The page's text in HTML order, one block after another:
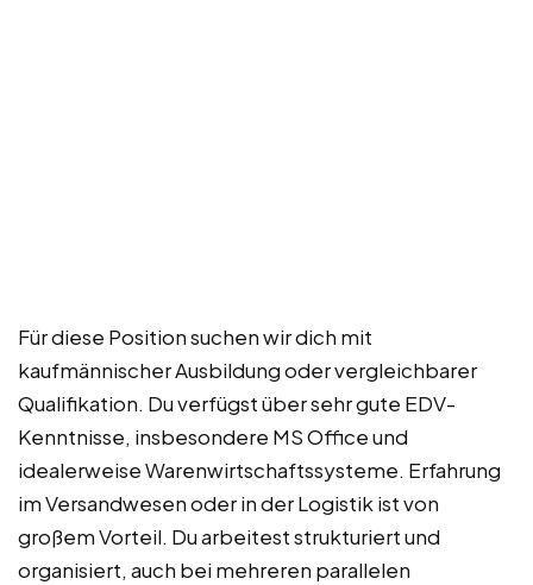
Für diese Position suchen wir dich mit
kaufmännischer Ausbildung oder vergleichbarer
Qualifikation. Du verfügst über sehr gute EDV-
Kenntnisse, insbesondere MS Office und
idealerweise Warenwirtschaftssysteme. Erfahrung
im Versandwesen oder in der Logistik ist von
großem Vorteil. Du arbeitest strukturiert und
organisiert, auch bei mehreren parallelen